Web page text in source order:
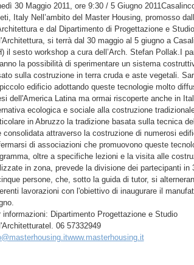
30 Maggio 2011, ore 9:30 / 5 Giugno
Italy Nell’ambito del Master Housing, promosso
e dal Dipartimento di Progettazione e Studio
si terrà dal 30 maggio al 5 giugno a
il sesto workshop a cura dell’Arch. Stefan Pollak.I
la possibilità di sperimentare un sistema
sulla costruzione in terra cruda e aste vegetali.
edificio adottando queste tecnologie molto
dell'America Latina ma ormai riscoperte anche in
ecologica e sociale alla costruzione
in Abruzzo la tradizione basata sulla tecnica
consolidata attraverso la costruzione di numerosi
di associazioni che promuovono queste
oltre a specifiche lezioni e la visita alle
in zona, prevede la divisione dei partecipanti in
persone, che, sotto la guida di tutor, si
lavorazioni con l'obiettivo di inaugurare il
informazioni: Dipartimento Progettazione e Studio
06 57332949